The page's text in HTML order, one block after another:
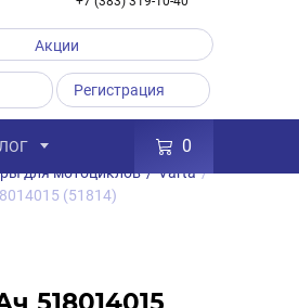
Акции
Регистрация
0
/ Товары
Аккумуляторы
для мотоциклов / Varta /
(51814)